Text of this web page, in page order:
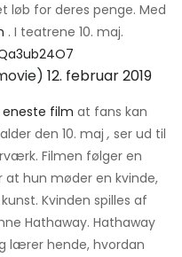
løb for deres penge. Med
. I teatrene 10. maj.
12. februar 2019
eneste film at fans kan
den 10. maj, ser ud til
Filmen følger en
at hun møder en kvinde,
Kvinden spilles af
Hathaway. Hathaway
lærer hende, hvordan